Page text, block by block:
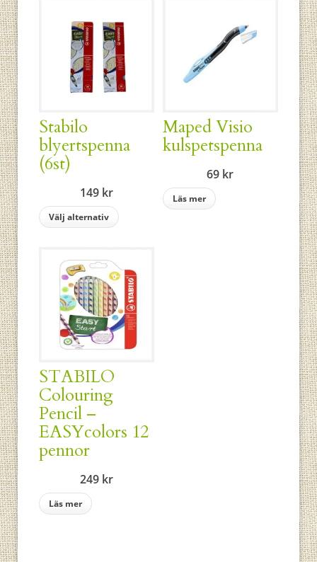
Stabilo
blyertspenna
(6st)
149 kr
Välj alternativ
Maped Visio
kulspetspenna
69 kr
Läs mer
STABILO
Colouring
Pencil –
EASYcolors 12
pennor
249 kr
Läs mer